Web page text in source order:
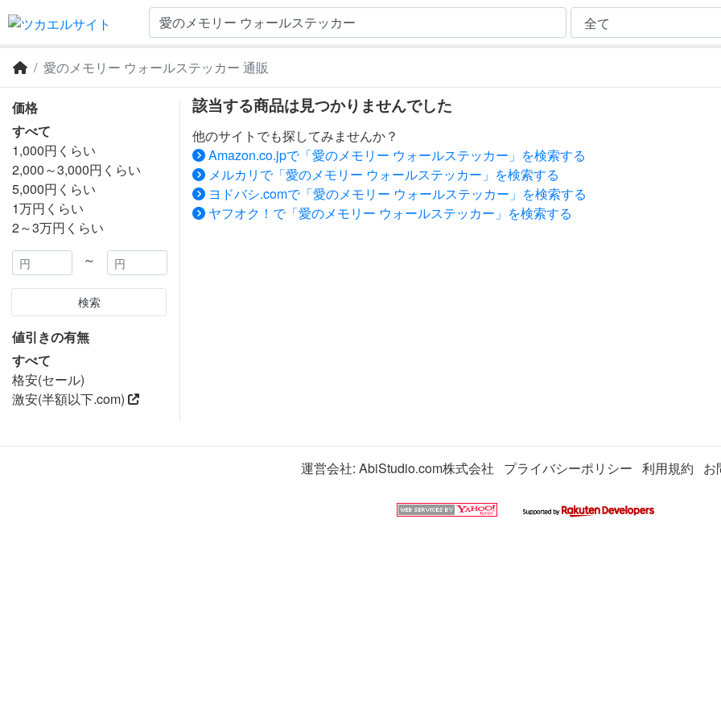
愛のメモリー ウォールステッカー 通販
価格
すべて
1,000円くらい
2,000～3,000円くらい
5,000円くらい
1万円くらい
2～3万円くらい
～
検索
値引きの有無
すべて
格安(セール)
激安(半額以下.com)
該当する商品は見つかりませんでした
他のサイトでも探してみませんか？
Amazon.co.jpで「愛のメモリー ウォールステッカー」を検索する
メルカリで「愛のメモリー ウォールステッカー」を検索する
ヨドバシ.comで「愛のメモリー ウォールステッカー」を検索する
ヤフオク！で「愛のメモリー ウォールステッカー」を検索する
運営会社: AbiStudio.com株式会社 プライバシーポリシー 利用規約 お